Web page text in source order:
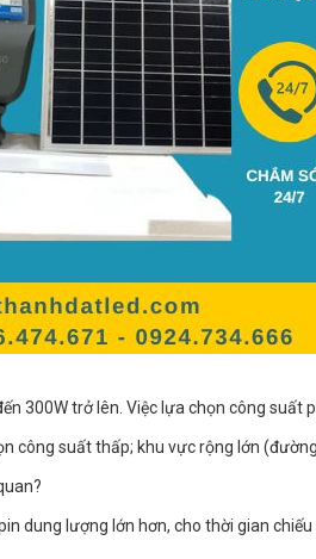
300W trở lên. Việc lựa chọn công suất
công suất thấp; khu vực rộng lớn
dung lượng lớn hơn, cho thời gian chiếu